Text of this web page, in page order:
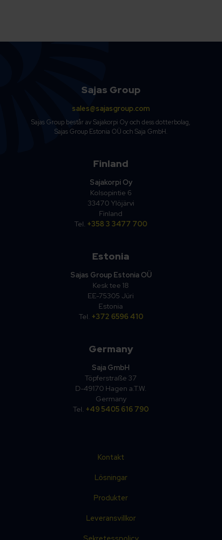
Sajas Group
sales@sajasgroup.com
Sajas Group består av Sajakorpi Oy och dess dotterbolag,
Sajas Group Estonia OÜ och Saja GmbH.
Finland
Sajakorpi Oy
Kolsopintie 6
33470 Ylöjärvi
Finland
Tel. +358 3 3477 700
Estonia
Sajas Group Estonia OÜ
Kesk tee 18
EE-75305 Jüri
Estonia
Tel. +372 6596 410
Germany
Saja GmbH
Töpferstraße 37
D-49170 Hagen a.T.W.
Germany
Tel. +49 5405 616 790
Kontakt
Lösningar
Produkter
Leveransvillkor